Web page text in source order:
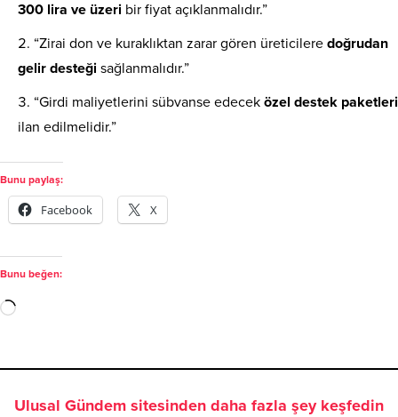
300 lira ve üzeri bir fiyat açıklanmalıdır.”
“Zirai don ve kuraklıktan zarar gören üreticilere doğrudan
gelir desteği sağlanmalıdır.”
“Girdi maliyetlerini sübvanse edecek özel destek paketleri
ilan edilmelidir.”
Bunu paylaş:
Facebook X
Bunu beğen:
Ulusal Gündem sitesinden daha fazla şey keşfedin